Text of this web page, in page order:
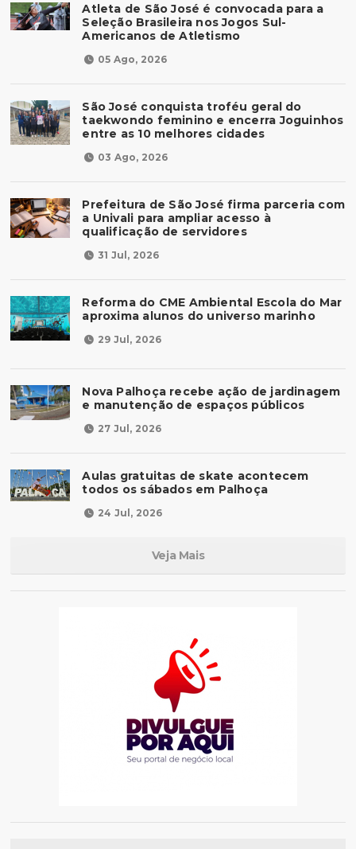
Atleta de São José é convocada para a
Seleção Brasileira nos Jogos Sul-
Americanos de Atletismo
05 Ago, 2026
São José conquista troféu geral do
taekwondo feminino e encerra Joguinhos
entre as 10 melhores cidades
03 Ago, 2026
Prefeitura de São José firma parceria com
a Univali para ampliar acesso à
qualificação de servidores
31 Jul, 2026
Reforma do CME Ambiental Escola do Mar
aproxima alunos do universo marinho
29 Jul, 2026
Nova Palhoça recebe ação de jardinagem
e manutenção de espaços públicos
27 Jul, 2026
Aulas gratuitas de skate acontecem
todos os sábados em Palhoça
24 Jul, 2026
Veja Mais